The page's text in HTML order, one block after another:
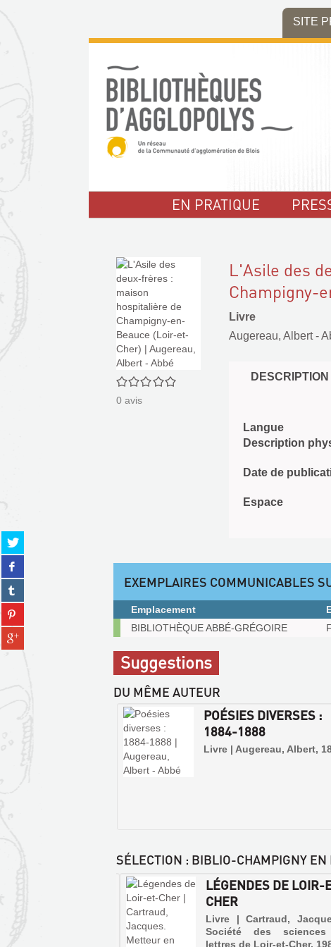
menu
contenu
la
SITE
EN PRATIQUE
Partager
sur
twitter
(Nouvelle
fenêtre)
Partager
sur
facebook
(Nouvelle
fenêtre)
Partager
sur
tumblr
(Nouvelle
fenêtre)
Partager
sur
pinterest
(Nouvelle
Partager
sur
0/5
0 avis
L'Asile des
Champigny-
Livre
Augereau, Albert -
DESCRIPTION
Langue
Description
Date de
Espace
EXEMPLAIRES COMMUNICABLES
Exemplaires
communicables
sur
place
Emplacement
BIBLIOTHÈQUE ABBÉ-GRÉGOIRE
Suggestions
DU MÊME AUTEUR
POÉSIES DIVERSES :
1884-1888
Livre | Augereau, Albert,
SÉLECTION : BIBLIO-CHAMPIGNY EN
LÉGENDES DE LOIR-
CHER
Livre | Cartraud,
Société des
lettres de Loir-et-Cher,